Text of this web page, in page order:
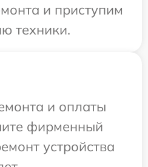
и приступим
техники.
и оплаты
фирменный
устройства